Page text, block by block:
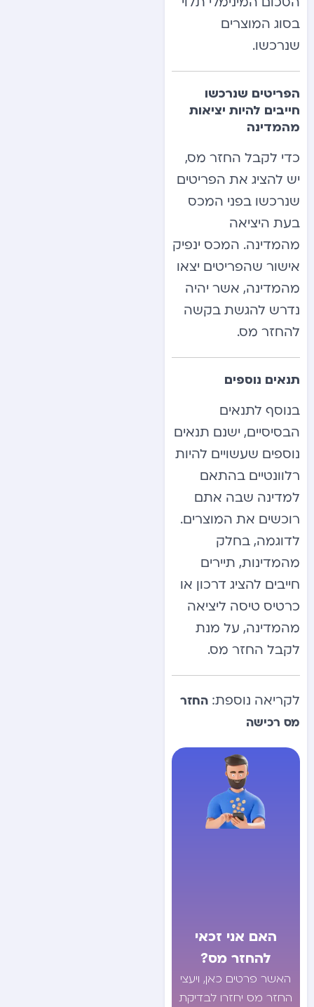
בסוג המוצרים
שנרכשו.
הפריטים שנרכשו
חייבים להיות יציאות
מהמדינה
כדי לקבל החזר מס,
יש להציג את הפריטים
שנרכשו בפני המכס
בעת היציאה
מהמדינה. המכס ינפיק
אישור שהפריטים יצאו
מהמדינה, אשר יהיה
נדרש להגשת בקשה
להחזר מס.
תנאים נוספים
בנוסף לתנאים
הבסיסיים, ישנם תנאים
נוספים שעשויים להיות
רלוונטיים בהתאם
למדינה שבה אתם
רוכשים את המוצרים.
לדוגמה, בחלק
מהמדינות, תיירים
חייבים להציג דרכון או
כרטיס טיסה ליציאה
מהמדינה, על מנת
לקבל החזר מס.
לקריאה נוספת: החזר
מס רכישה
האם אני זכאי
להחזר מס?
האשר פרטים כאן, ויעצי
החזר מס יחזרו לבדיקת